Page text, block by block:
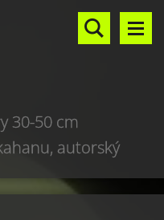
30-50 cm
autorský
sculptures,